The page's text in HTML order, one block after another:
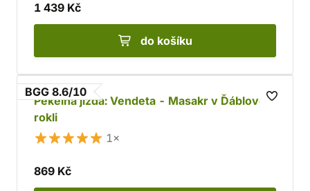
1 439 Kč
do košíku
BGG 8.6/10
Pekelná jízda: Vendeta - Masakr v Ďáblově
rokli
1×
869 Kč